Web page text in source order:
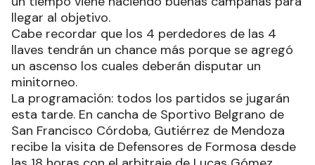
llegar al objetivo.
Cabe recordar que los 4 perdedores de las 4
llaves tendrán un chance más porque se agregó
un ascenso los cuales deberán disputar un
minitorneo.
La programación: todos los partidos se jugarán
esta tarde. En cancha de Sportivo Belgrano de
San Francisco Córdoba, Gutiérrez de Mendoza
recibe la visita de Defensores de Formosa desde